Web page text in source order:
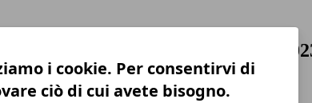
Plus 4matic auto
Coupe-C167
i cookie. Per consentirvi di
ciò di cui avete bisogno.